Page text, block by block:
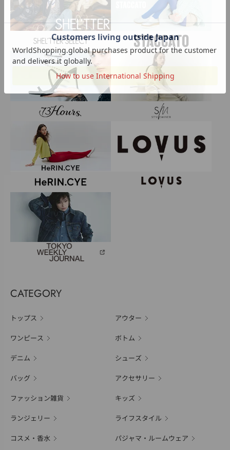
CATEGORY
トップス アウター
ワンピース ボトム
デニム シューズ
バッグ アクセサリー
ファッション雑貨 キッズ
ランジェリー ライフスタイル
コスメ・香水 パジャマ・ルームウェア